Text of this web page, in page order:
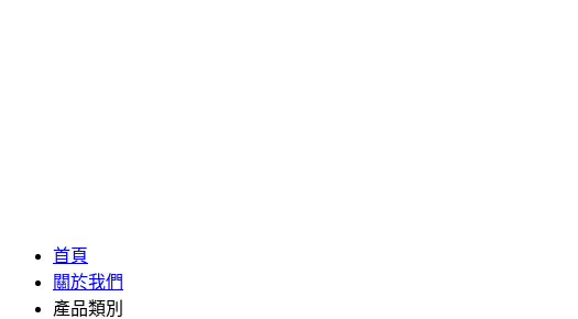
首頁
關於我們
產品類別